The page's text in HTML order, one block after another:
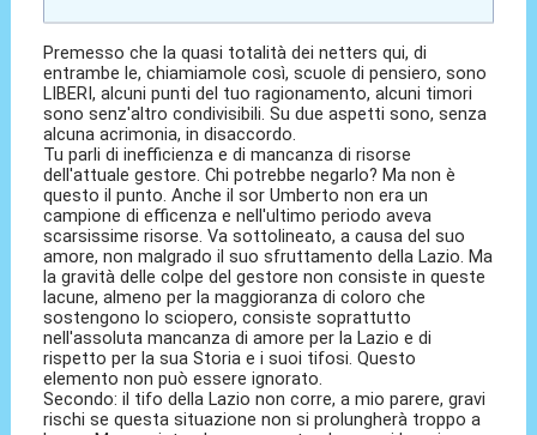
Premesso che la quasi totalità dei netters qui, di
entrambe le, chiamiamole così, scuole di pensiero, sono
LIBERI, alcuni punti del tuo ragionamento, alcuni timori
sono senz'altro condivisibili. Su due aspetti sono, senza
alcuna acrimonia, in disaccordo.
Tu parli di inefficienza e di mancanza di risorse
dell'attuale gestore. Chi potrebbe negarlo? Ma non è
questo il punto. Anche il sor Umberto non era un
campione di efficenza e nell'ultimo periodo aveva
scarsissime risorse. Va sottolineato, a causa del suo
amore, non malgrado il suo sfruttamento della Lazio. Ma
la gravità delle colpe del gestore non consiste in queste
lacune, almeno per la maggioranza di coloro che
sostengono lo sciopero, consiste soprattutto
nell'assoluta mancanza di amore per la Lazio e di
rispetto per la sua Storia e i suoi tifosi. Questo
elemento non può essere ignorato.
Secondo: il tifo della Lazio non corre, a mio parere, gravi
rischi se questa situazione non si prolungherà troppo a